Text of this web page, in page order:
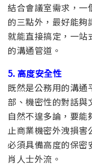
結合會議室需求，一
的三點外，最好能夠
就能直接搞定，一站
的溝通管道。
5. 高度安全性
既然是公務用的溝通
部、機密性的對話與
自然不遑多論，要
止商業機密外洩損
必須具備高度的保密
肖人士外流。